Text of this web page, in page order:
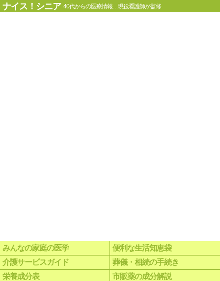
ナイス！シニア 40代からの医療情報…現役看護師が監修
みんなの家庭の医学
便利な生活知恵袋
介護サービスガイド
葬儀・相続の手続き
栄養成分表
市販薬の成分解説